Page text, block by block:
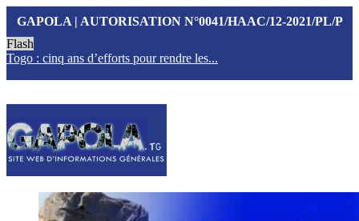
GAPOLA | AUTORISATION N°0041/HAAC/12-2021/PL/P
Flash
Togo : cinq ans d’efforts pour rendre les...